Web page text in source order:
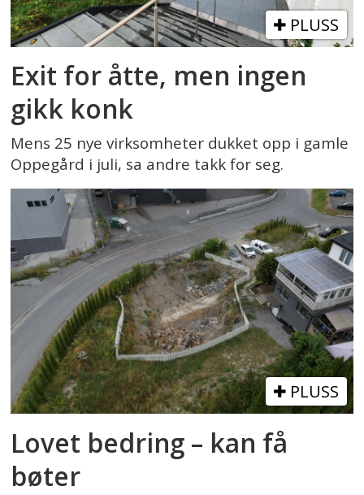
PLUSS
Exit for åtte, men ingen
gikk konk
Mens 25 nye virksomheter dukket opp i gamle
Oppegård i juli, sa andre takk for seg.
PLUSS
Lovet bedring – kan få
bøter